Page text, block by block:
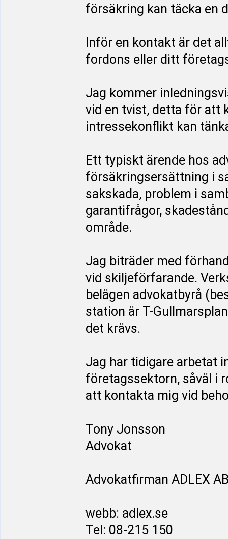
försäkring kan täcka en
Inför en kontakt är det
fordons eller ditt
Jag kommer
vid en tvist, detta för att
intressekonflikt kan
Ett typiskt ärende hos
försäkringsersättning i
sakskada, problem i
garantifrågor,
område.
Jag biträder med
vid skiljeförfarande.
belägen advokatbyrå
station är T-
det krävs.
Jag har tidigare arbetat
företagssektorn, såväl i
att kontakta mig vid
Tony Jonsson
Advokat
Advokatfirman ADLEX
webb: adlex.se
Tel: 08-215 150